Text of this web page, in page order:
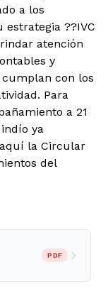
a los
estrategia ??IVC
atención
y
con los
Para
a 21
ya
la Circular
del
PDF